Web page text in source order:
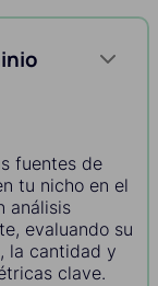
fuentes de
tu nicho en el
análisis
evaluando su
la cantidad y
clave.